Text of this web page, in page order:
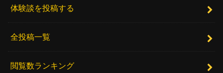
体験談を投稿する
全投稿一覧
閲覧数ランキング